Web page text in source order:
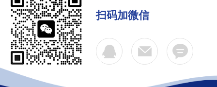
扫码加微信